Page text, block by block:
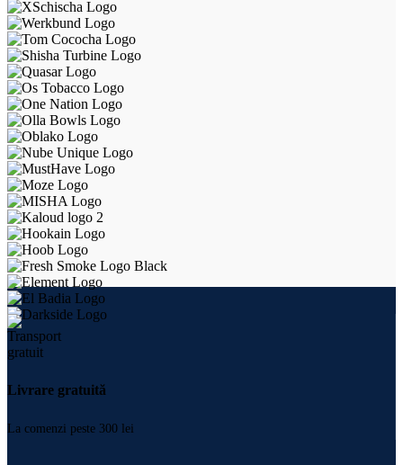
Livrare gratuită
La comenzi peste 300 lei